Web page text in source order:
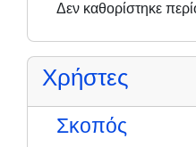
Δεν καθορίστηκε
Χρήστες
Σκοπός